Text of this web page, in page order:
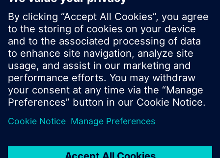
© Siemens Switzerland Ltd. 2017
Portfolio výrobků a ceny se mohou pro každou
Podmínky užití